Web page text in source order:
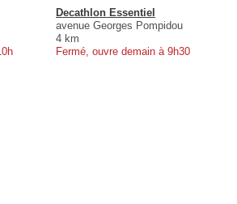
Decathlon Essentiel
avenue Georges Pompidou
4 km
Fermé, ouvre demain à 9h30